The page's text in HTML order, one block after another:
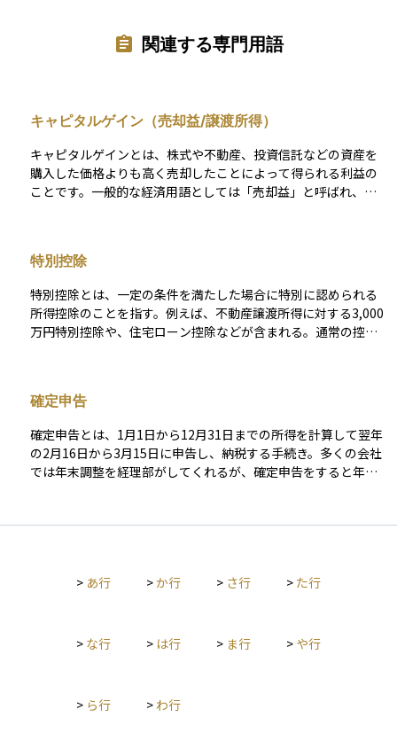
関連する専門用語
キャピタルゲイン（売却益/譲渡所得）
キャピタルゲインとは、株式や不動産、投資信託などの資産を
購入した価格よりも高く売却したことによって得られる利益の
ことです。一般的な経済用語としては「売却益」と呼ばれ、資
経済的な意味ではキャピタルゲインと譲渡所得は同様の概念を
指しますが、前者が広義の利益、後者が課税対象としての所得
という違いがあります。投資の成果を判断したり、税金を計算
したりするうえで、両者の使われ方を正しく理解することが大
切です。
特別控除
特別控除とは、一定の条件を満たした場合に特別に認められる
所得控除のことを指す。例えば、不動産譲渡所得に対する3,000
万円特別控除や、住宅ローン控除などが含まれる。通常の控除
確定申告
確定申告とは、1月1日から12月31日までの所得を計算して翌年
の2月16日から3月15日に申告し、納税する手続き。多くの会社
では年末調整を経理部がしてくれるが、確定申告をすると年末
滞税が発生する。
> あ行 >か行 > さ行 > た行
> な行 > は行 > ま行 > や行
> ら行 > わ行